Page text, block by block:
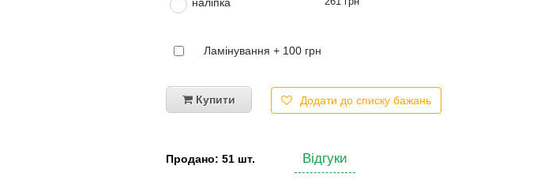
Ламінування + 100 грн
Купити Додати до списку бажань
Продано: 51 шт. Відгуки